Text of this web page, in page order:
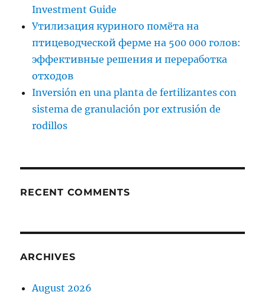
Investment Guide
Утилизация куриного помёта на
птицеводческой ферме на 500 000 голов:
эффективные решения и переработка
отходов
Inversión en una planta de fertilizantes con
sistema de granulación por extrusión de
rodillos
RECENT COMMENTS
ARCHIVES
August 2026